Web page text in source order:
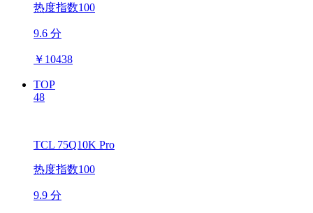
热度指数100
9.6 分
￥ 10438
TOP
48
TCL 75Q10K Pro
热度指数100
9.9 分